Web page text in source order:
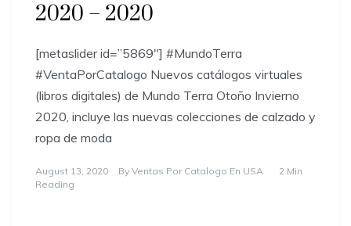
2020 – 2020
[metaslider id=”5869″] #MundoTerra
#VentaPorCatalogo Nuevos catálogos virtuales
(libros digitales) de Mundo Terra Otoño Invierno
2020, incluye las nuevas colecciones de calzado y
ropa de moda
August 13, 2020 By Ventas Por Catalogo En USA
2 Min
Reading